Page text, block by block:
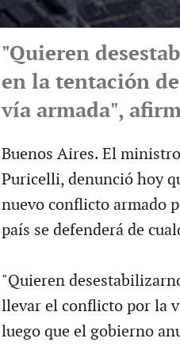
"Quieren
en la tentación
vía armada",
Buenos Aires. El
Puricelli, denunció hoy
nuevo conflicto armado
país se defenderá de
"Quieren
llevar el conflicto por la
luego que el gobierno